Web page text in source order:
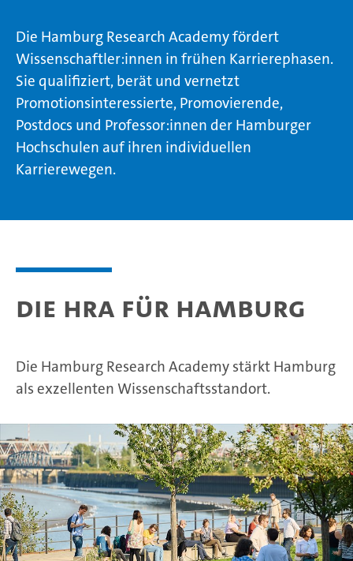
Die Hamburg Research Academy fördert
Wissenschaftler:innen in frühen Karrierephasen.
Sie qualifiziert, berät und vernetzt
Promotionsinteressierte, Promovierende,
Postdocs und Professor:innen der Hamburger
Hochschulen auf ihren individuellen
Karrierewegen.
Die HRA für Hamburg
Die Hamburg Research Academy stärkt Hamburg
als exzellenten Wissenschaftsstandort.